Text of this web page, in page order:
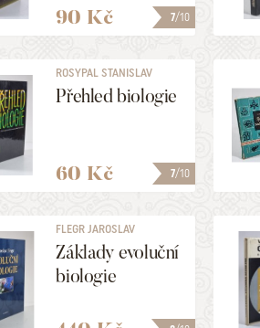
7/10
90 Kč
7/10
ROSYPAL STANISLAV
Přehled biologie
60 Kč
FLEGR JAROSLAV
Základy evoluční
biologie